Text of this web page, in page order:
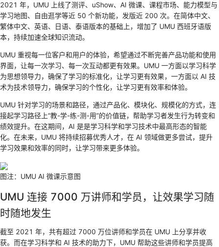
2021 年，UMU 上线了测评、uShow、AI 微课、课程市场、能力模型与
学习地图、自由逛学等近 50 个新功能，发版近 200 次。在简体中文、
繁体中文、英语、日语、泰语版本的基础上，增加了 UMU 西班牙语版
本，持续加速全球知识流动。
UMU 重视每一位客户和用户的体验，希望通过不断完善产品功能和使用
界面，让每一次学习、每一次互动都更有效果。UMU 一方面以学习科学
为思想领导力，确保了学习的标准化，让学习更有效果，一方面以 AI 技
术为技术领导力，确保学习的个性化，让学习更有效率和体验。
UMU 针对学习的场景和路径，通过产品化、模块化、规模化的方式，连
接起学习路径上“教-学-练-测-用”的价值链，帮助学习者发生行为转变和
绩效提升。在这期间，AI 是是学习科学和学习技术中最高形态的智能
化。在未来，UMU 将持续招募优秀人才，在 AI 领域做更多尝试，提升
学习效果和效率的同时，让学习带来更多体验。
图注：UMU AI 微课示意图
UMU 连接 7000 万讲师和学员，让效果学习随
时随地发生
截至 2021 年，共有超过 7000 万位讲师和学员在 UMU 上分享并收
获。而在学习科学和 AI 技术的助力下，UMU 帮助这些讲师和学员提高